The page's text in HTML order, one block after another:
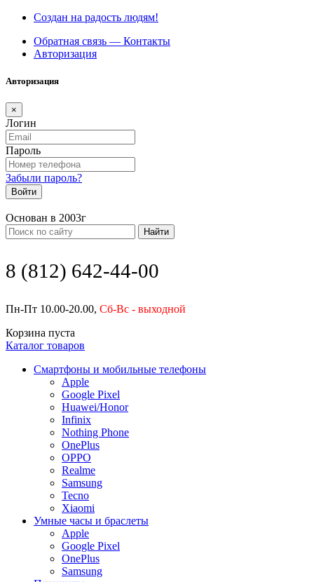
Создан на радость людям!
Обратная связь — Контакты
Авторизация
Авторизация
×
Логин
Пароль
Забыли пароль?
Войти
Основан в 2003г
Найти
8 (812) 642-44-00
Пн-Пт 10.00-20.00, Сб-Вс - выходной
Корзина пуста
Каталог товаров
Смартфоны и мобильные телефоны
Apple
Google Pixel
Huawei/Honor
Infinix
Nothing Phone
OnePlus
OPPO
Realme
Samsung
Tecno
Xiaomi
Умные часы и браслеты
Apple
Google Pixel
OnePlus
Samsung